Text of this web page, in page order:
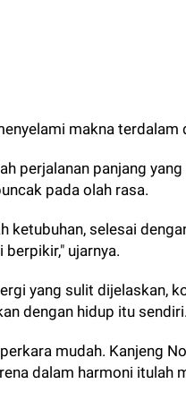
makna
perjalanan panjang
pada olah rasa.
ketubuhan, selesai
ujarnya.
yang sulit dijelaskan,
dengan hidup itu
mudah. Kanjeng
dalam harmoni itulah